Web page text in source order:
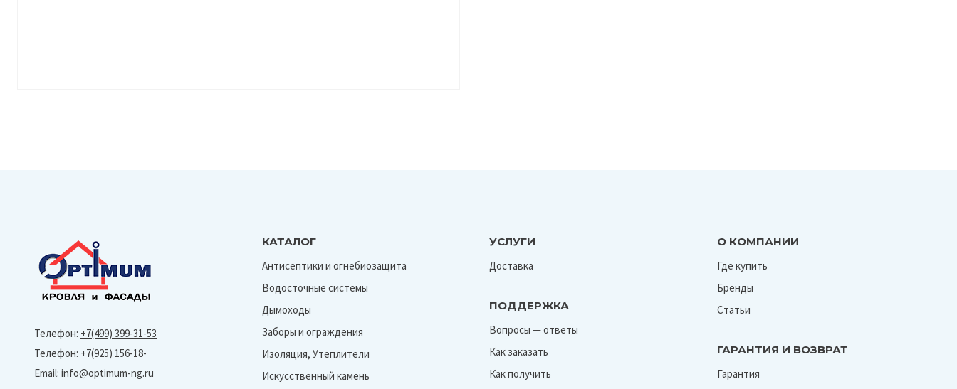
Телефон: +7(499) 399-31-53
Телефон: +7(925) 156-18-
Email: info@optimum-ng.ru
КАТАЛОГ
Антисептики и огнебиозащита
Водосточные системы
Дымоходы
Заборы и ограждения
Изоляция, Утеплители
Искусственный камень
УСЛУГИ
Доставка
ПОДДЕРЖКА
Вопросы — ответы
Как заказать
Как получить
О КОМПАНИИ
Где купить
Бренды
Статьи
ГАРАНТИЯ И ВОЗВРАТ
Гарантия